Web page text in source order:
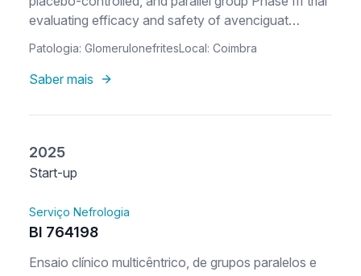
evaluating efficacy and safety of avenciguat
treatment administered orally on top of standard of
care in participants with CKD due to
glomerulonephritis
Patologia: GlomerulonefritesLocal: Coimbra
Saber mais
2025
Start-up
Serviço Nefrologia
BI 764198
Ensaio clínico multicêntrico, de grupos paralelos e